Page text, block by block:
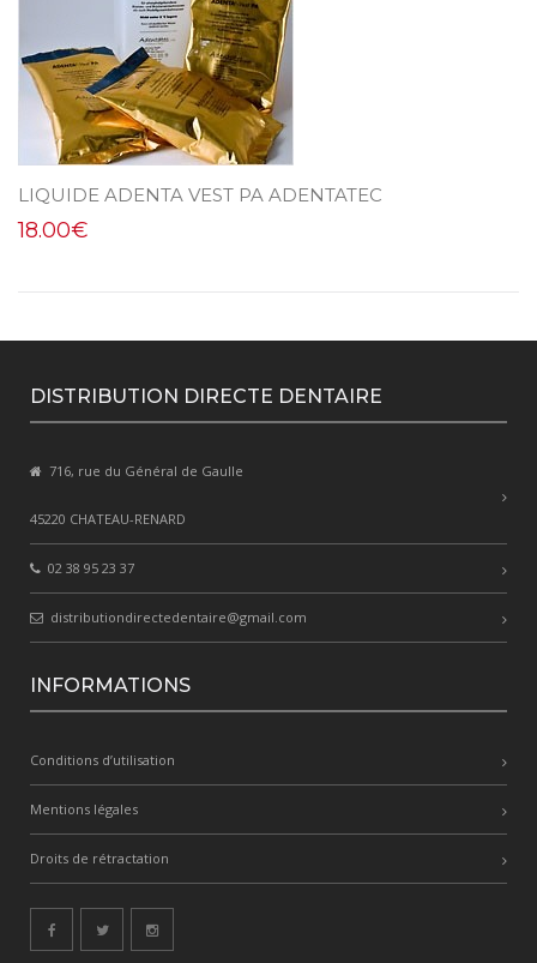
LIQUIDE ADENTA VEST PA ADENTATEC
18.00€
DISTRIBUTION DIRECTE DENTAIRE
716, rue du Général de Gaulle
45220 CHATEAU-RENARD
02 38 95 23 37
distributiondirectedentaire@gmail.com
INFORMATIONS
Conditions d’utilisation
Mentions légales
Droits de rétractation